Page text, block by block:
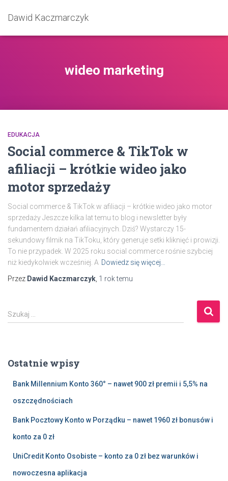
Dawid Kaczmarczyk
wideo marketing
EDUKACJA
Social commerce & TikTok w
afiliacji – krótkie wideo jako
motor sprzedaży
Social commerce & TikTok w afiliacji – krótkie wideo jako motor
sprzedaży Jeszcze kilka lat temu to blog i newsletter były
fundamentem działań afiliacyjnych. Dziś? Wystarczy 15-
sekundowy filmik na TikToku, który generuje setki kliknięć i prowizji.
To nie przypadek. W 2025 roku social commerce rośnie szybciej
niż kiedykolwiek wcześniej. A Dowiedz się więcej…
Przez Dawid Kaczmarczyk 1 roktemu
S
z
j
Szukaj …
Ostatnie wpisy
Bank Millennium Konto 360° – nawet 900 zł premii i 5,5% na
oszczędnościach
Bank Pocztowy Konto w Porządku – nawet 1960 zł bonusów i
konto za 0 zł
UniCredit Konto Osobiste – konto za 0 zł bez warunków i
nowoczesna aplikacja